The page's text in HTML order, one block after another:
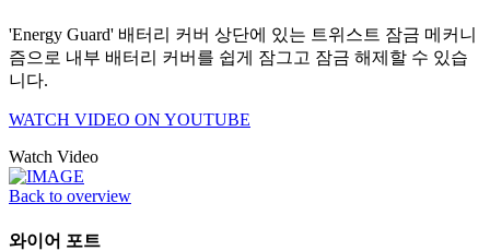
'Energy Guard' 배터리 커버 상단에 있는 트위스트 잠금 메커니
즘으로 내부 배터리 커버를 쉽게 잠그고 잠금 해제할 수 있습
니다.
WATCH VIDEO ON YOUTUBE
Watch Video
Back to overview
와이어 포트